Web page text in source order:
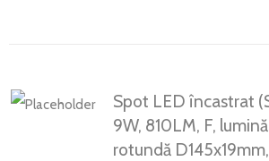
Spot LED încastrat
9W, 810LM, F,
rotundă